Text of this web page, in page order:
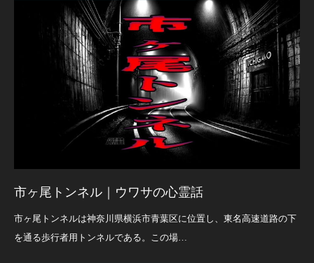
市ヶ尾トンネル｜ウワサの心霊話
市ヶ尾トンネルは神奈川県横浜市青葉区に位置し、東名高速道路の下
を通る歩行者用トンネルである。この場…